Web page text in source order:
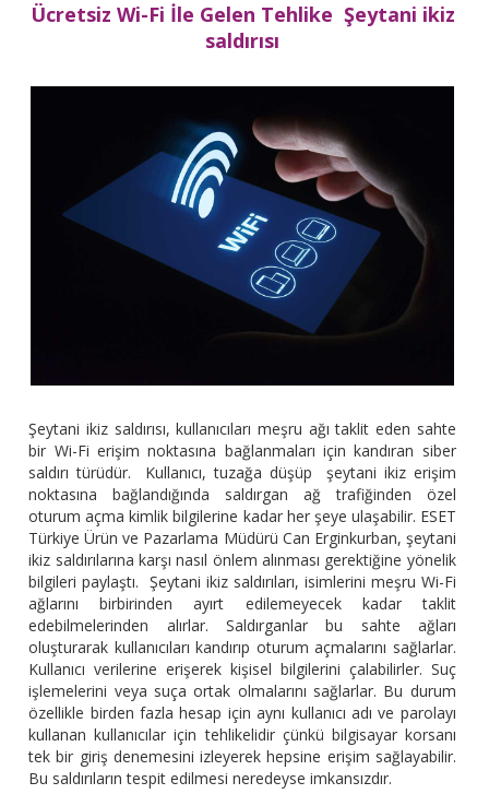
Ücretsiz Wi-Fi İle Gelen Tehlike Şeytani ikiz
saldırısı
Şeytani ikiz saldırısı, kullanıcıları meşru ağı taklit eden sahte
bir Wi-Fi erişim noktasına bağlanmaları için kandıran siber
saldırı türüdür. Kullanıcı, tuzağa düşüp şeytani ikiz erişim
noktasına bağlandığında saldırgan ağ trafiğinden özel
oturum açma kimlik bilgilerine kadar her şeye ulaşabilir. ESET
Türkiye Ürün ve Pazarlama Müdürü Can Erginkurban, şeytani
ikiz saldırılarına karşı nasıl önlem alınması gerektiğine yönelik
bilgileri paylaştı. Şeytani ikiz saldırıları, isimlerini meşru Wi-Fi
ağlarını birbirinden ayırt edilemeyecek kadar taklit
edebilmelerinden alırlar. Saldırganlar bu sahte ağları
oluşturarak kullanıcıları kandırıp oturum açmalarını sağlarlar.
Kullanıcı verilerine erişerek kişisel bilgilerini çalabilirler. Suç
işlemelerini veya suça ortak olmalarını sağlarlar. Bu durum
özellikle birden fazla hesap için aynı kullanıcı adı ve parolayı
kullanan kullanıcılar için tehlikelidir çünkü bilgisayar korsanı
tek bir giriş denemesini izleyerek hepsine erişim sağlayabilir.
Bu saldırıların tespit edilmesi neredeyse imkansızdır.